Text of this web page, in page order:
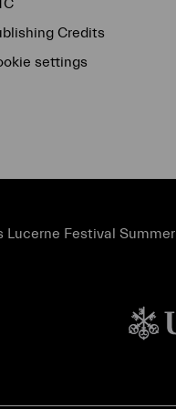
Credits
settings
Lucerne Festival Summer